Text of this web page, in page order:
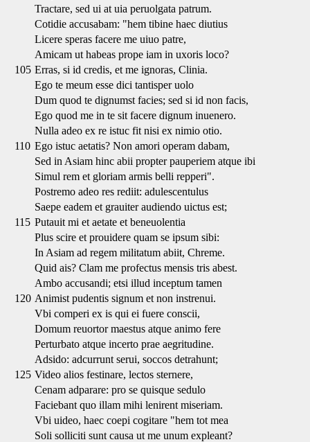
Tractare, sed ui at uia peruolgata patrum.
Cotidie accusabam: "hem tibine haec diutius
Licere speras facere me uiuo patre,
Amicam ut habeas prope iam in uxoris loco?
105 Erras, si id credis, et me ignoras, Clinia.
Ego te meum esse dici tantisper uolo
Dum quod te dignumst facies; sed si id non facis,
Ego quod me in te sit facere dignum inuenero.
Nulla adeo ex re istuc fit nisi ex nimio otio.
110 Ego istuc aetatis? Non amori operam dabam,
Sed in Asiam hinc abii propter pauperiem atque ibi
Simul rem et gloriam armis belli repperi".
Postremo adeo res rediit: adulescentulus
Saepe eadem et grauiter audiendo uictus est;
115 Putauit mi et aetate et beneuolentia
Plus scire et prouidere quam se ipsum sibi:
In Asiam ad regem militatum abiit, Chreme.
Quid ais? Clam me profectus mensis tris abest.
Ambo accusandi; etsi illud inceptum tamen
120 Animist pudentis signum et non instrenui.
Vbi comperi ex is qui ei fuere conscii,
Domum reuortor maestus atque animo fere
Perturbato atque incerto prae aegritudine.
Adsido: adcurrunt serui, soccos detrahunt;
125 Video alios festinare, lectos sternere,
Cenam adparare: pro se quisque sedulo
Faciebant quo illam mihi lenirent miseriam.
Vbi uideo, haec coepi cogitare "hem tot mea
Soli solliciti sunt causa ut me unum expleant?